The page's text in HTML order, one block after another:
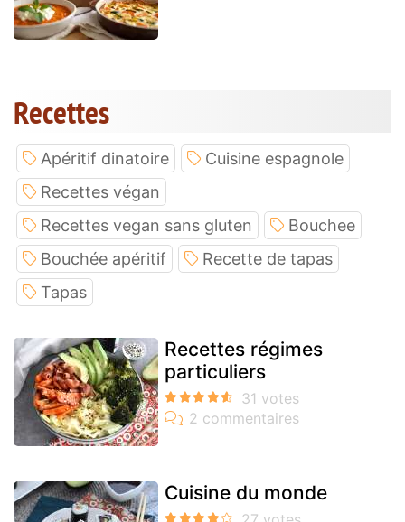
Recettes
Apéritif dinatoire
Cuisine espagnole
Recettes végan
Recettes vegan sans gluten
Bouchee
Bouchée apéritif
Recette de tapas
Tapas
Recettes régimes
particuliers
Cuisine du monde